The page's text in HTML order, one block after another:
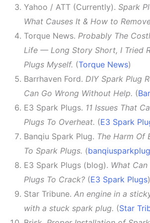
Yahoo / ATT (Currently). Spark
What Causes It & How to
Torque News. Probably The
Life — Long Story Short, I Tried
Plugs Myself. (Torque News)
Barrhaven Ford. DIY Spark Plug
Can Go Wrong Without Help. (
E3 Spark Plugs. 11 Issues That
Plugs To Overheat. (E3 Spark
Banqiu Spark Plug. The Harm Of
To Spark Plugs. (
E3 Spark Plugs (blog). What
Plugs To Crack? (E3 Spark Plugs)
Star Tribune. An engine in a
with a stuck spark plug. (Star